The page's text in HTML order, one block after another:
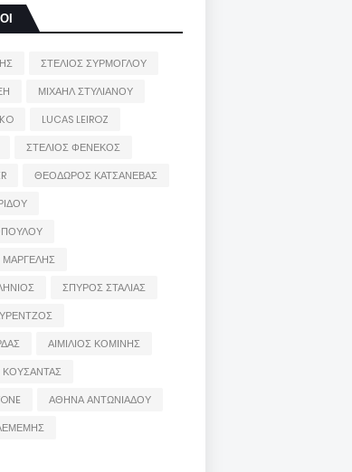
ΣΤΕΛΙΟΣ ΣΥΡΜΟΓΛΟΥ
ΜΙΧΑΗΛ ΣΤΥΛΙΑΝΟΥ
LUCAS LEIROZ
ΣΤΕΛΙΟΣ ΦΕΝΕΚΟΣ
ΘΕΟΔΩΡΟΣ ΚΑΤΣΑΝΕΒΑΣ
ΜΑΡΓΕΛΗΣ
ΣΠΥΡΟΣ ΣΤΑΛΙΑΣ
ΑΙΜΙΛΙΟΣ ΚΟΜΙΝΗΣ
ΚΟΥΣΑΝΤΑΣ
ΑΘΗΝΑ ΑΝΤΩΝΙΑΔΟΥ